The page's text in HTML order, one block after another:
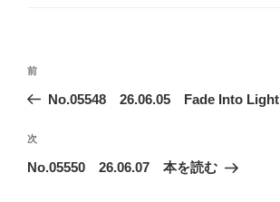
投
ビ
ゲ
前
の
稿
前
No.05548 26.06.05 Fade Into Light
次
の
次
No.05550 26.06.07 本を読む